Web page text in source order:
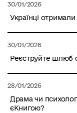
30/01/2026
Українці
30/01/2026
Реєструйте шлюб
28/01/2026
Драма чи
єКнигою?